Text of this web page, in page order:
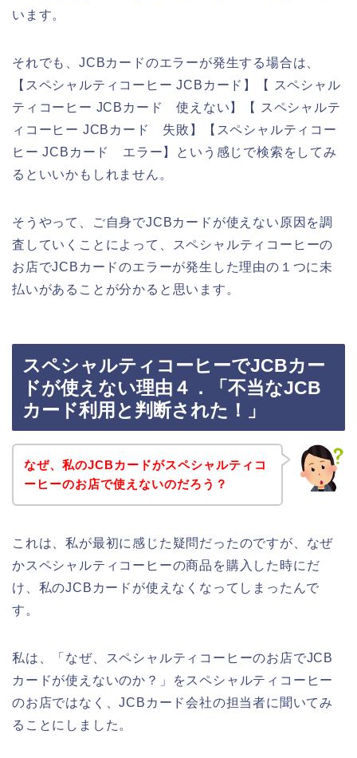
います。
それでも、JCBカードのエラーが発生する場合は、
【スペシャルティコーヒー JCBカード】【 スペシャル
ティコーヒー JCBカード 使えない】【 スペシャルテ
ィコーヒー JCBカード 失敗】【スペシャルティコー
ヒー JCBカード エラー】という感じで検索をしてみ
るといいかもしれません。
そうやって、ご自身でJCBカードが使えない原因を調
査していくことによって、スペシャルティコーヒーの
お店でJCBカードのエラーが発生した理由の１つに未
払いがあることが分かると思います。
スペシャルティコーヒーでJCBカー
ドが使えない理由４．「不当なJCB
カード利用と判断された！」
なぜ、私のJCBカードがスペシャルティコ
ーヒーのお店で使えないのだろう？
これは、私が最初に感じた疑問だったのですが、なぜ
かスペシャルティコーヒーの商品を購入した時にだ
け、私のJCBカードが使えなくなってしまったんで
す。
私は、「なぜ、スペシャルティコーヒーのお店でJCB
カードが使えないのか？」をスペシャルティコーヒー
のお店ではなく、JCBカード会社の担当者に聞いてみ
ることにしました。